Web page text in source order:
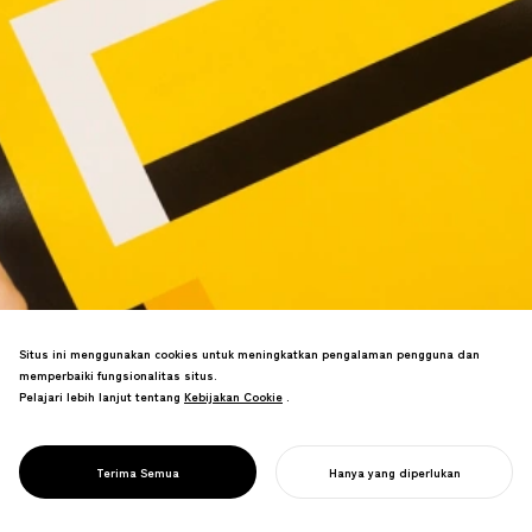
PROJECT
STIKER LIFECOIN
Stiker lantai yang memainkan suara
distancing lebih menyenangkan. Video
mendorong pengenalan toko yang
Situs ini menggunakan cookies untuk meningkatkan pengalaman pengguna dan
memperbaiki fungsionalitas situs.
Pelajari lebih lanjut tentang Kebijakan Cookie
Kebijakan Cookie .
Terima Semua Hanya yang diperlukan